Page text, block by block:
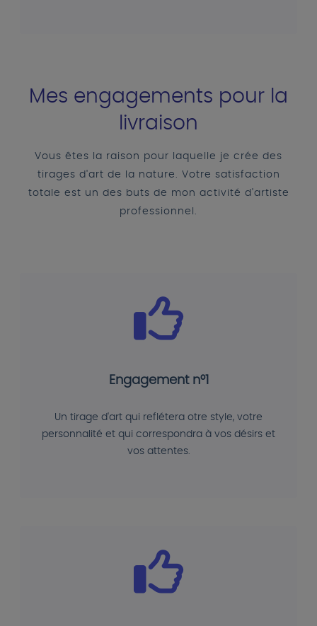
Mes engagements pour la
livraison
Vous êtes la raison pour laquelle je crée des
tirages d'art de la nature. Votre satisfaction
totale est un des buts de mon activité d'artiste
professionnel.
Engagement n°1
Un tirage d'art qui reflétera otre style, votre
personnalité et qui correspondra à vos désirs et
vos attentes.